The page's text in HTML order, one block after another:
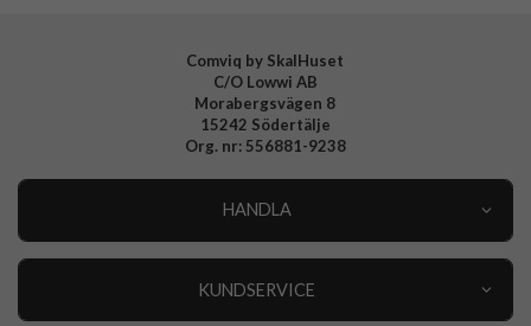
Comviq by SkalHuset
C/O Lowwi AB
Morabergsvägen 8
15242 Södertälje
Org. nr: 556881-9238
HANDLA
KUNDSERVICE